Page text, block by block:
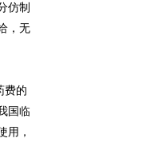
仿制
，无
费的
国临
用，